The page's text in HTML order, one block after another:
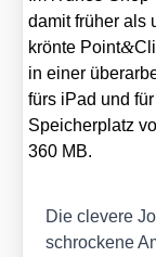
damit frü­her als
krön­te Point&
in einer
fürs iPad und
Spei­cher­platz
360 MB.
Die cle­ve­re
schro­cke­ne